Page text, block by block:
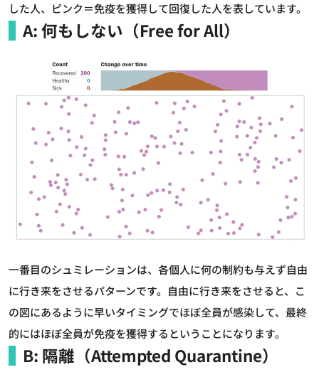
した人、ピンク＝免疫を獲得して回復した人を表しています。
A: 何もしない（Free for All）
一番目のシュミレーションは、各個人に何の制約も与えず自由
に行き来をさせるパターンです。自由に行き来をさせると、こ
の図にあるように早いタイミングでほぼ全員が感染して、最終
的にはほぼ全員が免疫を獲得するということになります。
B: 隔離（Attempted Quarantine）